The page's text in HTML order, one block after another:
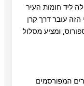
דקות המתחילה ליד חומות העיר
עובר דרך קרן
ומציע מסלול
המפורסמים